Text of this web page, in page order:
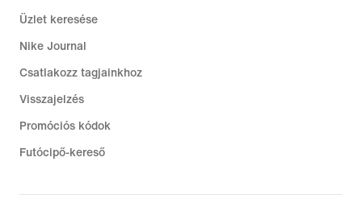
Üzlet keresése
Nike Journal
Csatlakozz tagjainkhoz
Visszajelzés
Promóciós kódok
Futócipő-kereső